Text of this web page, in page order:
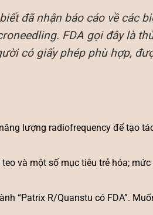
đã nhận báo cáo về các
FDA gọi đây là
có giấy phép phù hợp,
lượng radiofrequency để tạo
và một số mục tiêu trẻ hóa;
“Patrix R/Quanstu có FDA”.